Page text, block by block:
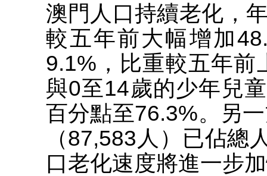
澳門人口持續老化，
較五年前大幅增加
9.1%，比重較五年前
與0至14歲的少年兒
百分點至76.3%。另
（87,583人）已佔總
口老化速度將進一步